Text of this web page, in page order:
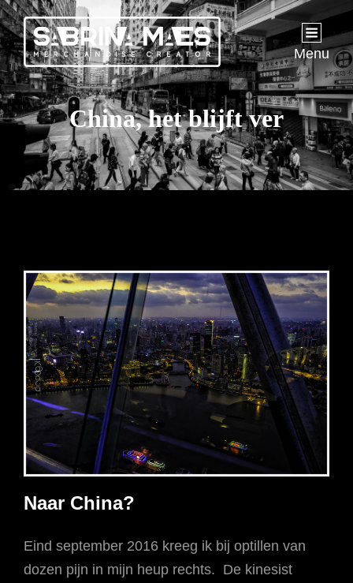
Menu
China, het blijft ver
Naar China?
Eind september 2016 kreeg ik bij optillen van
dozen pijn in mijn heup rechts. De kinesist